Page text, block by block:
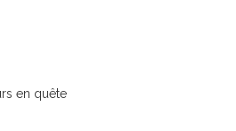
en quête